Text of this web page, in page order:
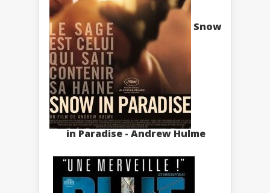
Snow
in Paradise - Andrew Hulme